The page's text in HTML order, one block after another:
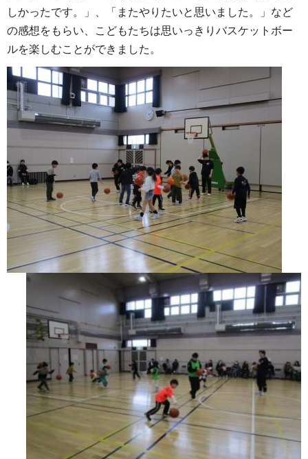
しかったです。」、「またやりたいと思いました。」など
の感想をもらい、こどもたちは思いっきりバスケットボー
ルを楽しむことができました。